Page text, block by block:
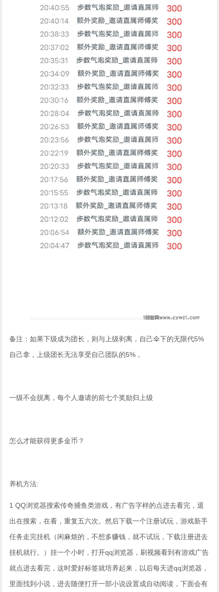
备注：如果下级成为团长，则与上级剥离，自己伞下的无限代5%
自己拿，上级团长无法享受自己团队的5%，
一级不会脱离，每个人邀请的前七个奖励归上级
怎么才能获得更多金币？
养机方法:
1 QQ浏览器搜索传奇捕鱼类游戏，有广告字样的点进去看完，退
出在搜索，在看，重复五六次。然后下载一个注册试玩，游戏新手
任务走完挂机（闲麻烦的，不想多赚钱，就不试玩，下载注册进去
挂机就行。）挂一个小时，打开qq浏览器，刷视频看到有游戏广告
就点进去看完，这时爱好标签就培养起来，以后每天进qq浏览器，
里面找到小说，进去随便打开一部小说设置成自动阅读，下面会有